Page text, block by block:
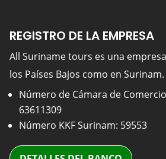
REGISTRO DE LA EMPRESA
All Suriname tours es una
los Países Bajos como en Surinam.
Número de Cámara de
63611309
Número KKF Surinam: 59553